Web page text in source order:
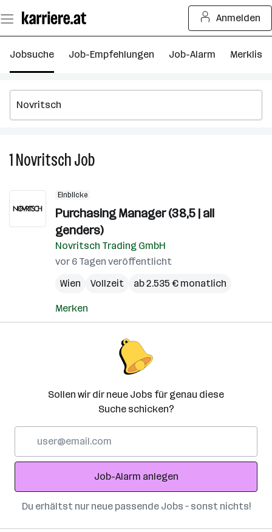
Seiteninhalt
springen
Anmelden
Jobsuche Job-Empfehlungen Job-Alarm Merkliste
1NovritschJob1
Einblicke
Purchasing Manager (38,5 | all
genders)
Novritsch Trading GmbH
vor 6 Tagen veröffentlicht
Wien
Vollzeit ab 2.535 € monatlich
Merken
Sollen wir dir neue Jobs für genau diese
Suche schicken?
Adresse
Job-Alarm anlegen
Du erhältst nur neue passende Jobs – sonst nichts!